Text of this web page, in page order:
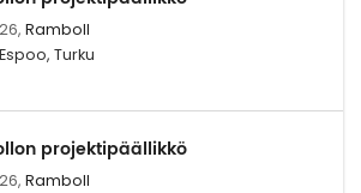
Ramboll
Turku
projektipäällikkö
Ramboll